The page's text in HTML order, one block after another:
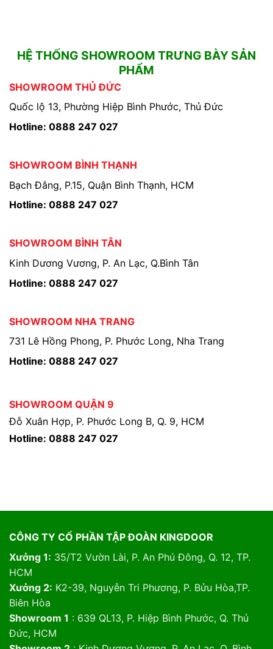
HỆ THỐNG SHOWROOM TRƯNG BÀY SẢN
PHẨM
SHOWROOM THỦ ĐỨC
Quốc lộ 13, Phường Hiệp Bình Phước, Thủ Đức
Hotline: 0888 247 027
SHOWROOM BÌNH THẠNH
Bạch Đằng, P.15, Quận Bình Thạnh, HCM
Hotline: 0888 247 027
SHOWROOM BÌNH TÂN
Kinh Dương Vương, P. An Lạc, Q.Bình Tân
Hotline: 0888 247 027
SHOWROOM NHA TRANG
731 Lê Hồng Phong, P. Phước Long, Nha Trang
Hotline: 0888 247 027
SHOWROOM QUẬN 9
Đỗ Xuân Hợp, P. Phước Long B, Q. 9, HCM
Hotline: 0888 247 027
CÔNG TY CỔ PHẦN TẬP ĐOÀN KINGDOOR
Xưởng 1: 35/T2 Vườn Lài, P. An Phú Đông, Q. 12, TP.
HCM
Xưởng 2: K2-39, Nguyễn Tri Phương, P. Bửu Hòa,TP.
Biên Hòa
Showroom 1 : 639 QL13, P. Hiệp Bình Phước, Q. Thủ
Đức, HCM